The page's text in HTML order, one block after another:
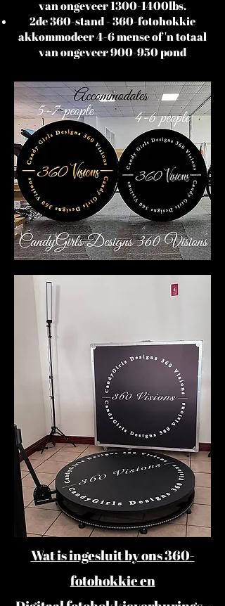
van ongeveer1300-1400lbs.
2de 360-stand - 360-fotohokkie
akkommodeer 4-6 mense of 'n totaal
van ongeveer 900-950 pond
Wat is ingesluit by ons 360-
fotohokkie en